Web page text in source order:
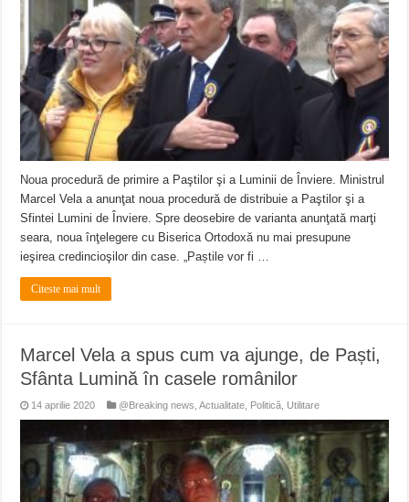
Ștrandul Termal Ring din Oravița – locul unde natura a ascuns un izvor de
Miresme de lavandă, mentă și flori de vară și râsete de copii la Carașova VIDEO
Noua procedură de primire a Paştilor şi a Luminii de Înviere. Ministrul
Marcel Vela a anunţat noua procedură de distribuie a Paştilor şi a
Sfintei Lumini de Înviere. Spre deosebire de varianta anunţată marţi
seara, noua înţelegere cu Biserica Ortodoxă nu mai presupune
ieşirea credincioşilor din case. „Paștile vor fi …
Citeste mai mult
Marcel Vela a spus cum va ajunge, de Paști,
Sfânta Lumină în casele românilor
14 aprilie 2020 @Breaking news ,Actualitate Politică Utilitare